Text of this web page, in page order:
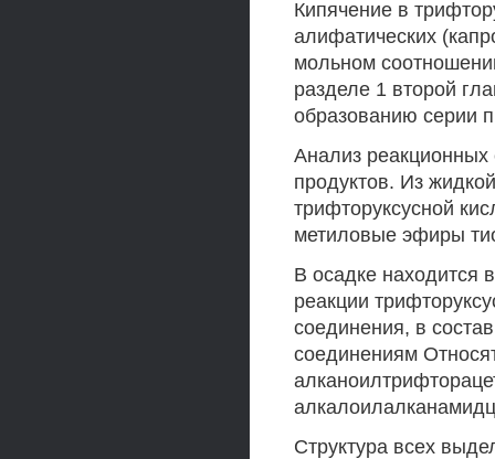
Кипячение в
алифатических
мольном
разделе 1 второй
образованию серии
Анализ
продуктов. Из
трифторуксусной
метиловые эфиры
В осадке находится
реакции
соединения, в
соединениям
Структура всех